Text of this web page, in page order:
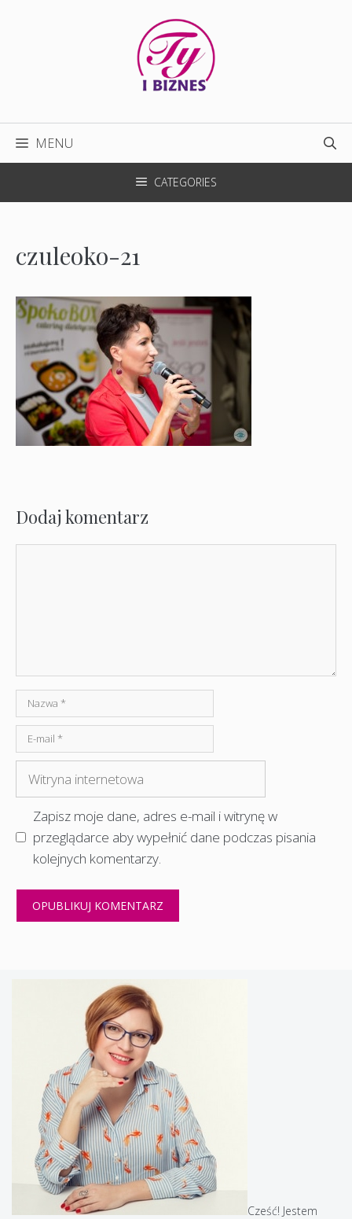
MENU
CATEGORIES
czuleoko-21
Dodaj komentarz
Nazwa
mail
internetowa
Zapisz moje dane, adres e-mail i witrynę w
przeglądarce aby wypełnić dane podczas pisania
kolejnych komentarzy.
Cześć! Jestem